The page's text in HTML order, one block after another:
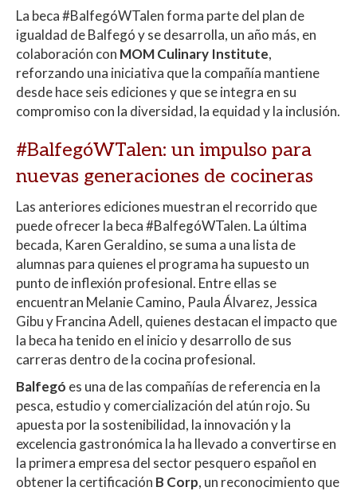
La beca #BalfegóWTalen forma parte del plan de
igualdad de Balfegó y se desarrolla, un año más, en
colaboración con MOM Culinary Institute,
reforzando una iniciativa que la compañía mantiene
desde hace seis ediciones y que se integra en su
compromiso con la diversidad, la equidad y la inclusión.
#BalfegóWTalen: un impulso para
nuevas generaciones de cocineras
Las anteriores ediciones muestran el recorrido que
puede ofrecer la beca #BalfegóWTalen. La última
becada, Karen Geraldino, se suma a una lista de
alumnas para quienes el programa ha supuesto un
punto de inflexión profesional. Entre ellas se
encuentran Melanie Camino, Paula Álvarez, Jessica
Gibu y Francina Adell, quienes destacan el impacto que
la beca ha tenido en el inicio y desarrollo de sus
carreras dentro de la cocina profesional.
Balfegó es una de las compañías de referencia en la
pesca, estudio y comercialización del atún rojo. Su
apuesta por la sostenibilidad, la innovación y la
excelencia gastronómica la ha llevado a convertirse en
la primera empresa del sector pesquero español en
obtener la certificación B Corp, un reconocimiento que